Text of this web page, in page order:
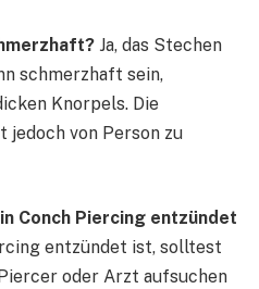
Ja, das Stechen
schmerzhaft sein,
Knorpels. Die
von Person zu
Conch Piercing entzündet
entzündet ist, solltest
oder Arzt aufsuchen